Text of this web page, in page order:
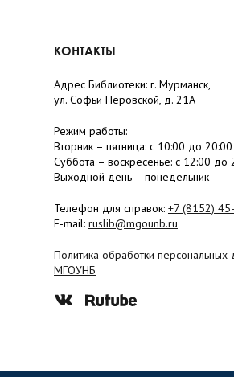
КОНТАКТЫ
Адрес Библиотеки: г. Мурманск,
ул. Софьи Перовской, д. 21А
Режим работы:
Вторник – пятница: с 10:00 до 20:00
Суббота – воскресенье: c 12:00 до
Выходной день – понедельник
Телефон для справок: +7 (8152)
E-mail: ruslib@mgounb.ru
Политика обработки персональных
МГОУНБ